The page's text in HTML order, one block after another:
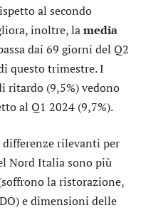
al secondo
inoltre, lamedia
dai 69 giorni del Q2
questo trimestre. I
ritardo (9,5%) vedono
al Q1 2024 (9,7%).
rilevanti per
Nord Italia sono più
la ristorazione,
e dimensioni delle